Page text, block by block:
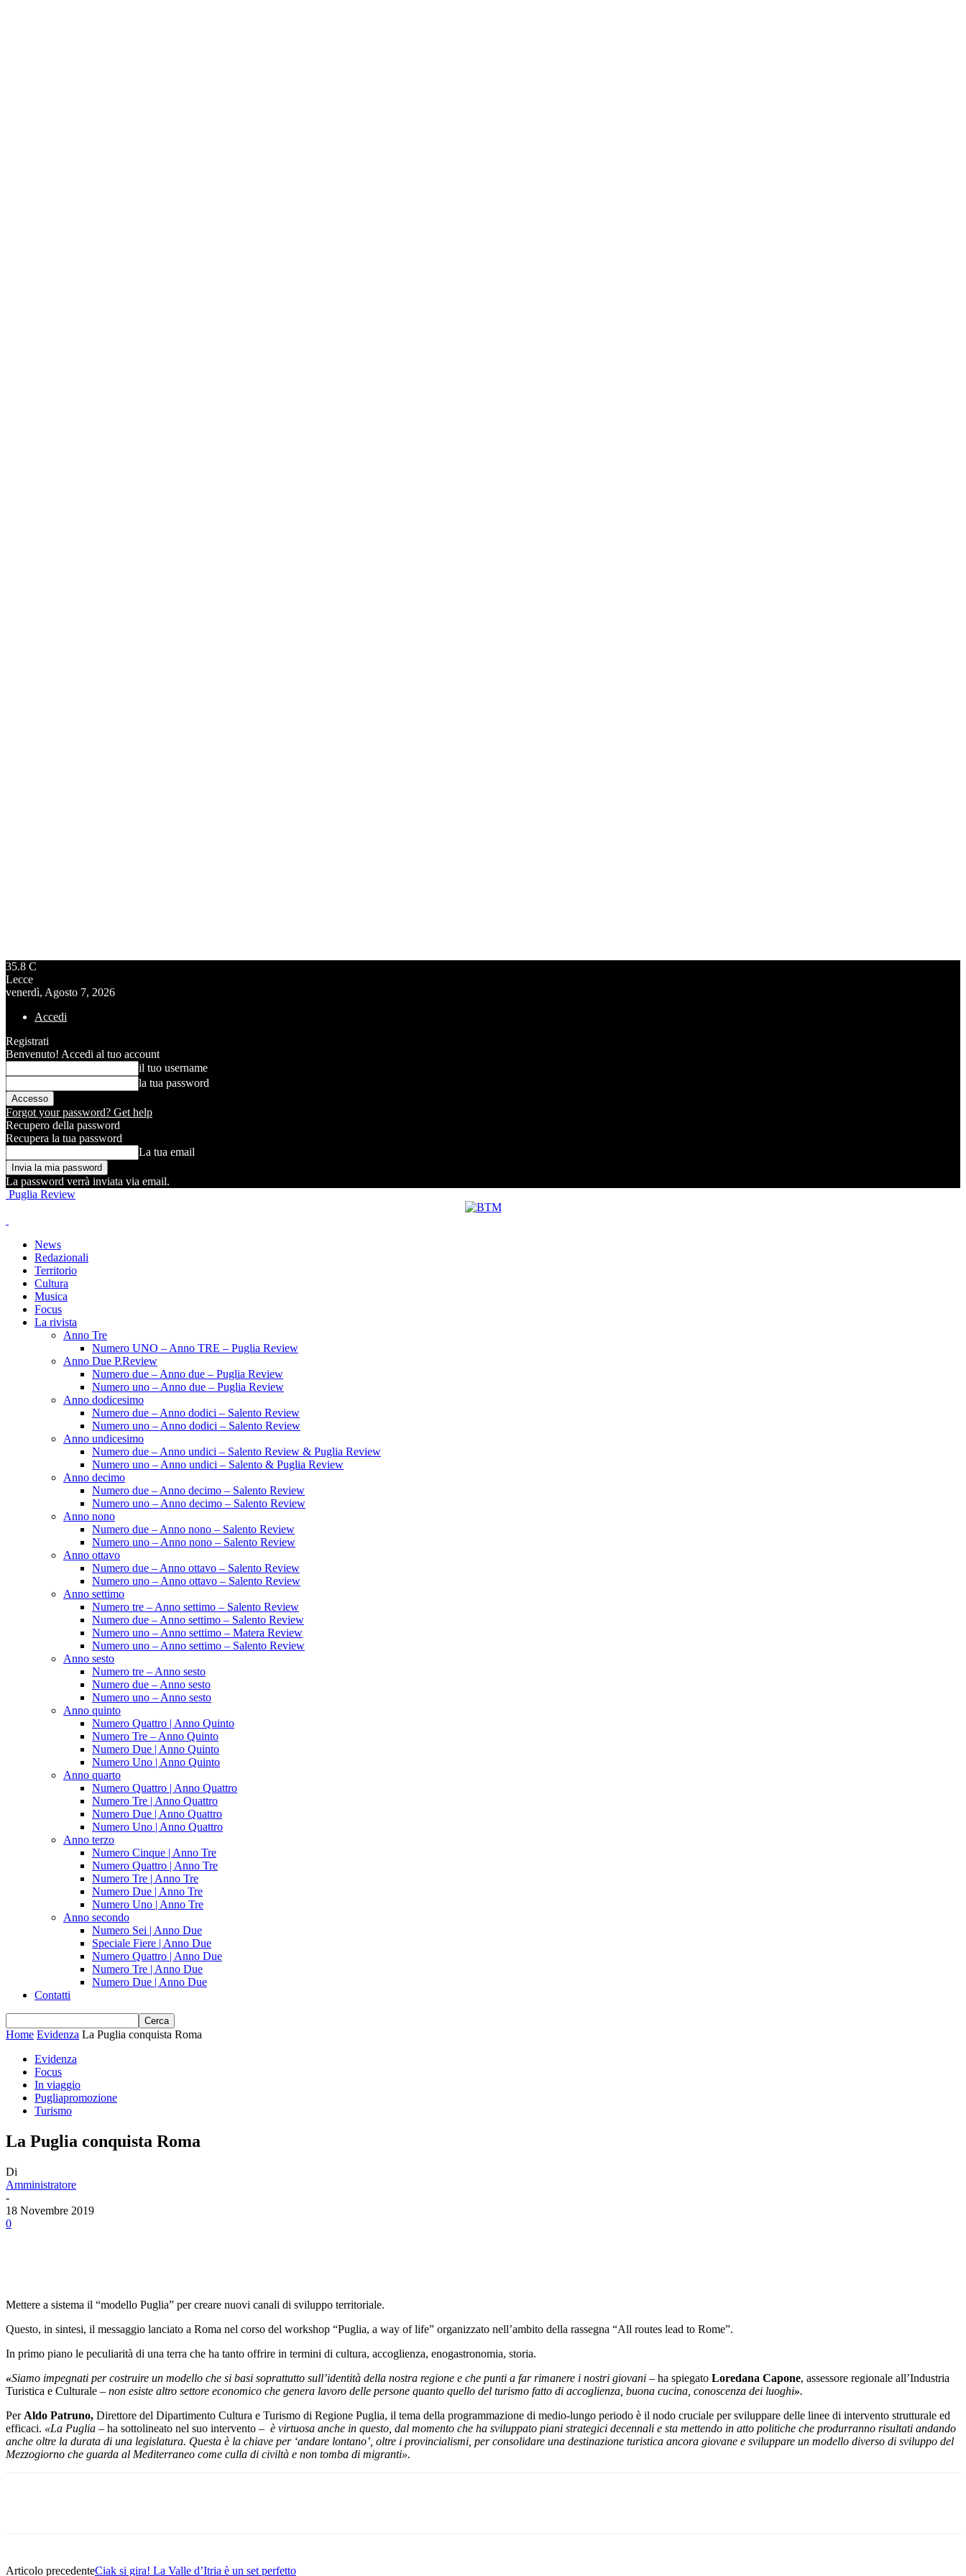
35.8 C
Lecce
venerdì, Agosto 7, 2026
Accedi
Registrati
Benvenuto! Accedi al tuo account
il tuo username
la tua password
Forgot your password? Get help
Recupero della password
Recupera la tua password
La tua email
La password verrà inviata via email.
Puglia Review
News
Redazionali
Territorio
Cultura
Musica
Focus
La rivista
Anno Tre
Numero UNO – Anno TRE – Puglia Review
Anno Due P.Review
Numero due – Anno due – Puglia Review
Numero uno – Anno due – Puglia Review
Anno dodicesimo
Numero due – Anno dodici – Salento Review
Numero uno – Anno dodici – Salento Review
Anno undicesimo
Numero due – Anno undici – Salento Review & Puglia Review
Numero uno – Anno undici – Salento & Puglia Review
Anno decimo
Numero due – Anno decimo – Salento Review
Numero uno – Anno decimo – Salento Review
Anno nono
Numero due – Anno nono – Salento Review
Numero uno – Anno nono – Salento Review
Anno ottavo
Numero due – Anno ottavo – Salento Review
Numero uno – Anno ottavo – Salento Review
Anno settimo
Numero tre – Anno settimo – Salento Review
Numero due – Anno settimo – Salento Review
Numero uno – Anno settimo – Matera Review
Numero uno – Anno settimo – Salento Review
Anno sesto
Numero tre – Anno sesto
Numero due – Anno sesto
Numero uno – Anno sesto
Anno quinto
Numero Quattro | Anno Quinto
Numero Tre – Anno Quinto
Numero Due | Anno Quinto
Numero Uno | Anno Quinto
Anno quarto
Numero Quattro | Anno Quattro
Numero Tre | Anno Quattro
Numero Due | Anno Quattro
Numero Uno | Anno Quattro
Anno terzo
Numero Cinque | Anno Tre
Numero Quattro | Anno Tre
Numero Tre | Anno Tre
Numero Due | Anno Tre
Numero Uno | Anno Tre
Anno secondo
Numero Sei | Anno Due
Speciale Fiere | Anno Due
Numero Quattro | Anno Due
Numero Tre | Anno Due
Numero Due | Anno Due
Contatti
Home Evidenza La Puglia conquista Roma
Evidenza
Focus
In viaggio
Pugliapromozione
Turismo
La Puglia conquista Roma
Di
Amministratore
-
18 Novembre 2019
0
Mettere a sistema il “modello Puglia” per creare nuovi canali di sviluppo territoriale.
Questo, in sintesi, il messaggio lanciato a Roma nel corso del workshop “Puglia, a way of life” organizzato nell’ambito della rassegna “All routes lead to Rome”.
In primo piano le peculiarità di una terra che ha tanto offrire in termini di cultura, accoglienza, enogastronomia, storia.
«Siamo impegnati per costruire un modello che si basi soprattutto sull’identità della nostra regione e che punti a far rimanere i nostri giovani – ha spiegato Loredana Capone, assessore regionale all’Industria
Turistica e Culturale – non esiste altro settore economico che genera lavoro delle persone quanto quello del turismo fatto di accoglienza, buona cucina, conoscenza dei luoghi».
Per Aldo Patruno, Direttore del Dipartimento Cultura e Turismo di Regione Puglia, il tema della programmazione di medio-lungo periodo è il nodo cruciale per sviluppare delle linee di intervento strutturale ed
efficaci. «La Puglia – ha sottolineato nel suo intervento – è virtuosa anche in questo, dal momento che ha sviluppato piani strategici decennali e sta mettendo in atto politiche che produrranno risultati andando
anche oltre la durata di una legislatura. Questa è la chiave per ‘andare lontano’, oltre i provincialismi, per consolidare una destinazione turistica ancora giovane e sviluppare un modello diverso di sviluppo del
Mezzogiorno che guarda al Mediterraneo come culla di civiltà e non tomba di migranti».
Articolo precedenteCiak si gira! La Valle d’Itria è un set perfetto